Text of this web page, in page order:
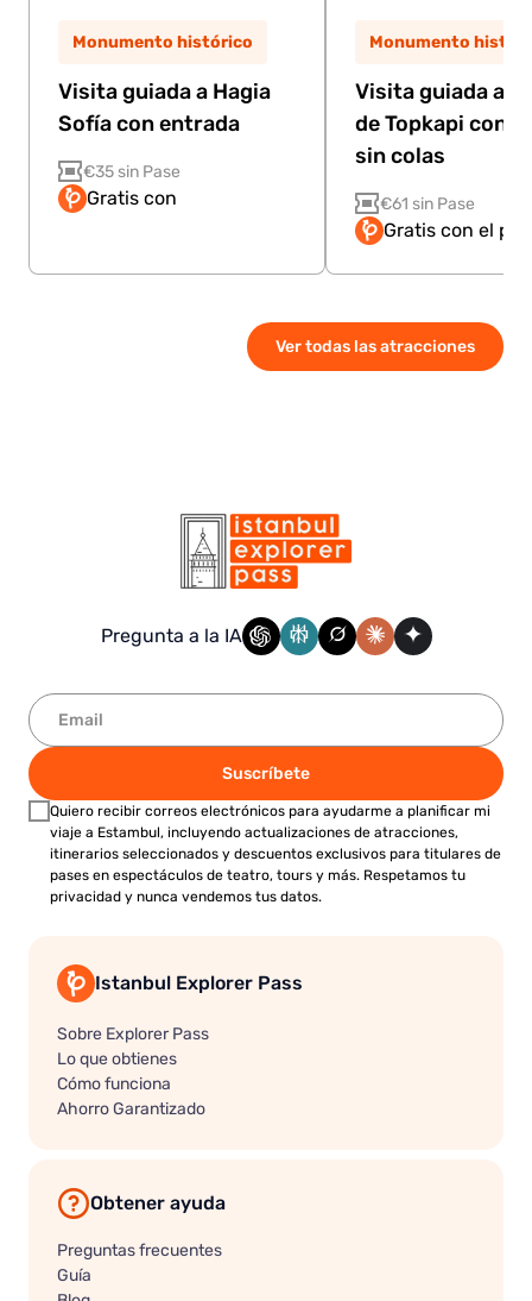
Ver todas las atracciones
Monumento histórico
Visita guiada a Hagia
Sofía con entrada
€35 sin Pase
Gratis con
Monumento
Visita guiada al
de Topkapi con
sin colas
€61 sin Pase
Gratis con el
Pregunta a la IA
Suscríbete
Quiero recibir correos electrónicos para ayudarme a planificar mi
viaje a Estambul, incluyendo actualizaciones de atracciones,
itinerarios seleccionados y descuentos exclusivos para titulares de
pases en espectáculos de teatro, tours y más. Respetamos tu
privacidad y nunca vendemos tus datos.
Istanbul Explorer Pass
Sobre Explorer Pass
Lo que obtienes
Cómo funciona
Ahorro Garantizado
Obtener ayuda
Preguntas frecuentes
Guía